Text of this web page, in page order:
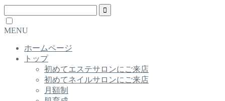
MENU
ホームページ
トップ
初めてエステサロンにご来店
初めてネイルサロンにご来店
月額制